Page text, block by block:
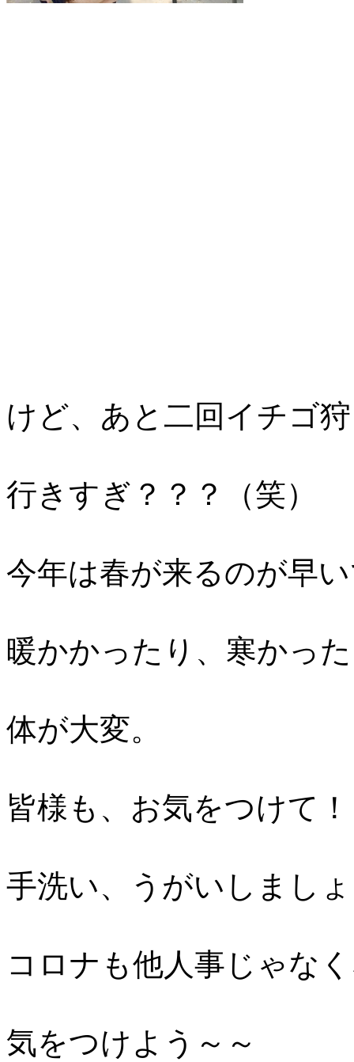
けど、あと二回イチゴ
行きすぎ？？？（笑）
今年は春が来るのが早
暖かかったり、寒かっ
体が大変。
皆様も、お気をつけて
手洗い、うがいしまし
コロナも他人事じゃな
気をつけよう～～